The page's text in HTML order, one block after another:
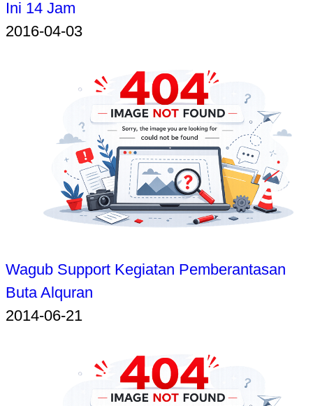
Ini 14 Jam
2016-04-03
Wagub Support Kegiatan Pemberantasan
Buta Alquran
2014-06-21